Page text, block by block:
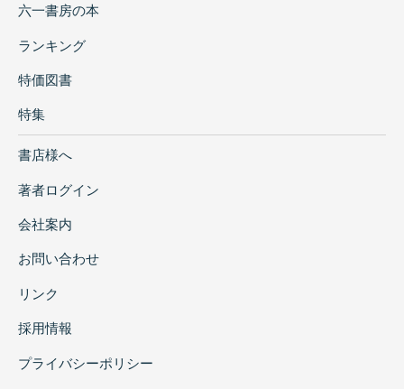
六一書房の本
ランキング
特価図書
特集
書店様へ
著者ログイン
会社案内
お問い合わせ
リンク
採用情報
プライバシーポリシー